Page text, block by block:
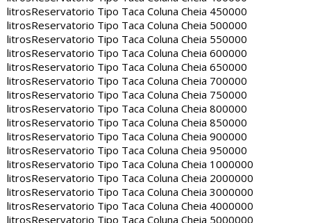
litrosReservatorio Tipo Taca Coluna Cheia 450000
litrosReservatorio Tipo Taca Coluna Cheia 500000
litrosReservatorio Tipo Taca Coluna Cheia 550000
litrosReservatorio Tipo Taca Coluna Cheia 600000
litrosReservatorio Tipo Taca Coluna Cheia 650000
litrosReservatorio Tipo Taca Coluna Cheia 700000
litrosReservatorio Tipo Taca Coluna Cheia 750000
litrosReservatorio Tipo Taca Coluna Cheia 800000
litrosReservatorio Tipo Taca Coluna Cheia 850000
litrosReservatorio Tipo Taca Coluna Cheia 900000
litrosReservatorio Tipo Taca Coluna Cheia 950000
litrosReservatorio Tipo Taca Coluna Cheia 1000000
litrosReservatorio Tipo Taca Coluna Cheia 2000000
litrosReservatorio Tipo Taca Coluna Cheia 3000000
litrosReservatorio Tipo Taca Coluna Cheia 4000000
litrosReservatorio Tipo Taca Coluna Cheia 5000000